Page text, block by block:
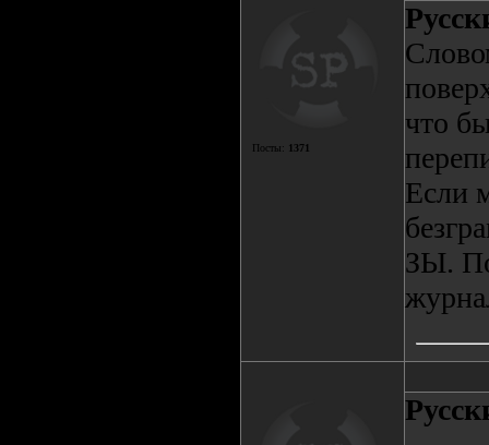
Посты: 1371
что
Если
ЗЫ.